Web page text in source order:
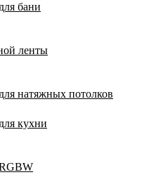
бани
ленты
натяжных потолков
кухни